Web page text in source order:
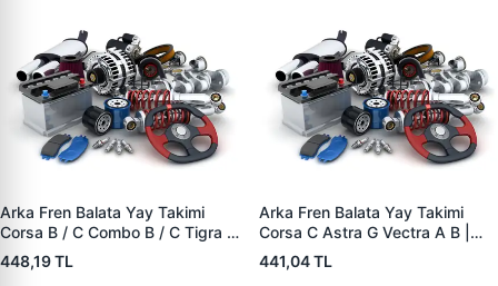
Arka Fren Balata Yay Takimi
Corsa B / C Combo B / C Tigra A
| YTT Y1727 | OEM 1605988
448,19 TL
Arka Fren Balata Yay Takimi
Corsa C Astra G Vectra A B |
YTT Y1726 | OEM 1605985
441,04 TL